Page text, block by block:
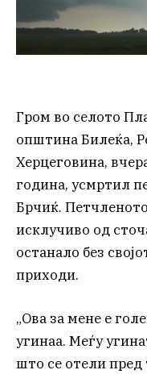
Гром во селото
општина Билеќа,
Херцеговина,
година, усмртил
Брчиќ.
исклучиво од
останало без
приходи.
„Ова за мене е
угинаа. Меѓу
што се отели пред